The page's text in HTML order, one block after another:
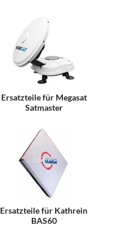
Ersatzteile für Megasat
Satmaster
Ersatzteile für Kathrein
BAS60